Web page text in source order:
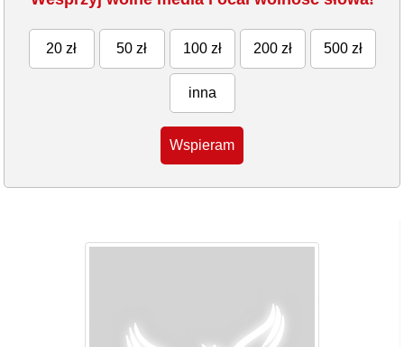
20 zł 50 zł 100 zł 200 zł 500 zł
inna
Wspieram